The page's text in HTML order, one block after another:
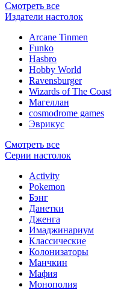
Смотреть все
Издатели настолок
Arcane Tinmen
Funko
Hasbro
Hobby World
Ravensburger
Wizards of The Coast
Магеллан
сosmodrome games
Эврикус
Смотреть все
Серии настолок
Activity
Pokemon
Бэнг
Данетки
Дженга
Имаджинариум
Классические
Колонизаторы
Манчкин
Мафия
Монополия